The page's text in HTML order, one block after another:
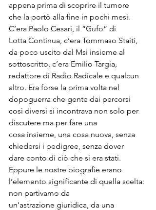
appena prima di scoprire il tumore
che la portò alla fine in pochi mesi.
C’era Paolo Cesari, il “Gufo” di
Lotta Continua, c’era Tommaso Staiti,
da poco uscito dal Msi insieme al
sottoscritto, c’era Emilio Targia,
redattore di Radio Radicale e qualcun
altro. Era forse la prima volta nel
dopoguerra che gente dai percorsi
così diversi si incontrava non solo per
discutere ma per fare una
cosa insieme, una cosa nuova, senza
chiedersi i pedigree, senza dover
dare conto di ciò che si era stati.
Eppure le nostre biografie erano
l’elemento significante di quella scelta:
non partivamo da
un’astrazione giuridica, da una